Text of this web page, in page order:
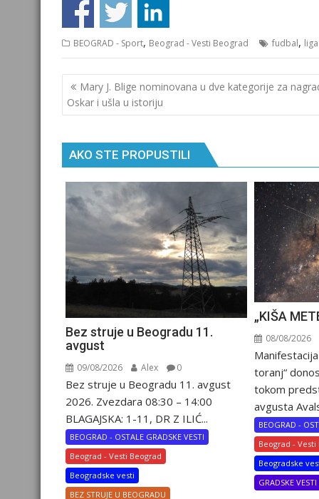
BEOGRAD - Sport, Beograd - Vesti Beograd fudbal,
Кретање
чланка
Mary J. Blige nominovana u dve kategorije za
Oskar i ušla u istoriju
AKO STE PROPUSTILI
Bez struje u Beogradu 11.
avgust
09/08/2026 Alex 0
Bez struje u Beogradu 11. avgust
2026. Zvezdara 08:30 – 14:00
BLAGAJSKA: 1-11, DR Z ILIĆ...
BEOGRAD - OSTALE GRADSKE VESTI
Beograd - Vesti Beograd
Beogradske vesti
BEZ STRUJE U BEOGRADU
„KIŠA
08/08/2026
toranj“
tokom
avgusta
BEOGRAD -
Beograd - Vesti
Beogradske
GRADSKE